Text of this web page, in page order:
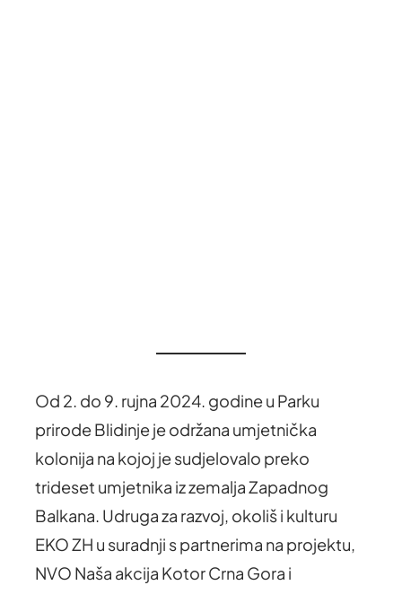
Od 2. do 9. rujna 2024. godine u Parku
prirode Blidinje je održana umjetnička
kolonija na kojoj je sudjelovalo preko
trideset umjetnika iz zemalja Zapadnog
Balkana. Udruga za razvoj, okoliš i kulturu
EKO ZH u suradnji s partnerima na projektu,
NVO Naša akcija Kotor Crna Gora i